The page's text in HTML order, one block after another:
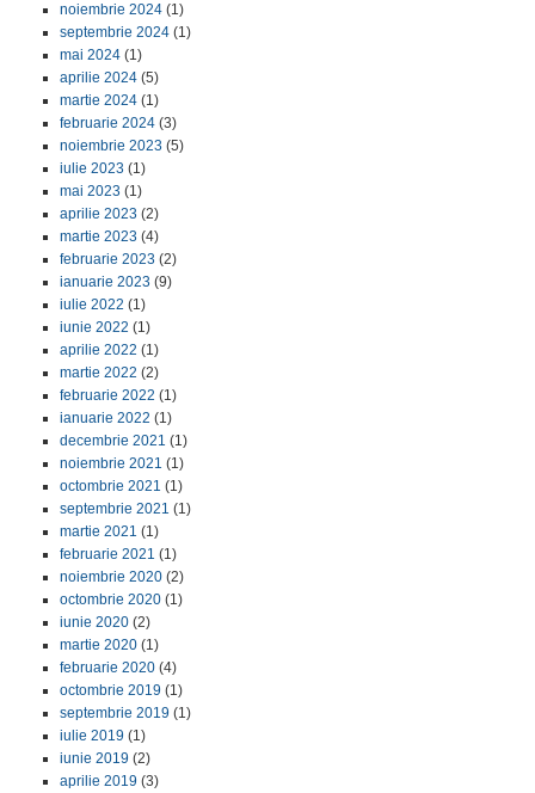
noiembrie 2024 (1)
septembrie 2024 (1)
mai 2024 (1)
aprilie 2024 (5)
martie 2024 (1)
februarie 2024 (3)
noiembrie 2023 (5)
iulie 2023 (1)
mai 2023 (1)
aprilie 2023 (2)
martie 2023 (4)
februarie 2023 (2)
ianuarie 2023 (9)
iulie 2022 (1)
iunie 2022 (1)
aprilie 2022 (1)
martie 2022 (2)
februarie 2022 (1)
ianuarie 2022 (1)
decembrie 2021 (1)
noiembrie 2021 (1)
octombrie 2021 (1)
septembrie 2021 (1)
martie 2021 (1)
februarie 2021 (1)
noiembrie 2020 (2)
octombrie 2020 (1)
iunie 2020 (2)
martie 2020 (1)
februarie 2020 (4)
octombrie 2019 (1)
septembrie 2019 (1)
iulie 2019 (1)
iunie 2019 (2)
aprilie 2019 (3)